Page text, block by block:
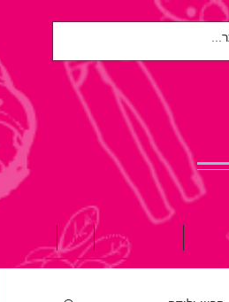
הנפש הגיל השלישי עוד